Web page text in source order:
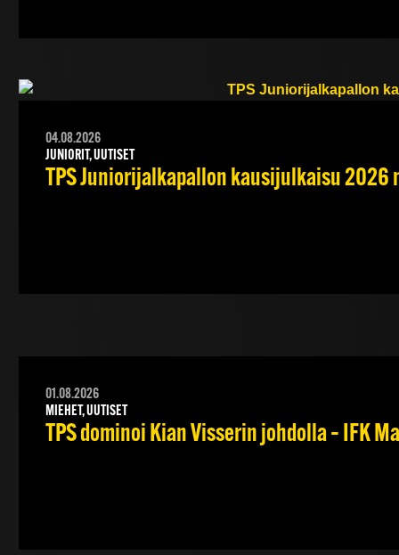
04.08.2026
JUNIORIT, UUTISET
TPS Juniorijalkapallon kausijulkaisu 2026
01.08.2026
MIEHET, UUTISET
TPS dominoi Kian Visserin johdolla – IFK